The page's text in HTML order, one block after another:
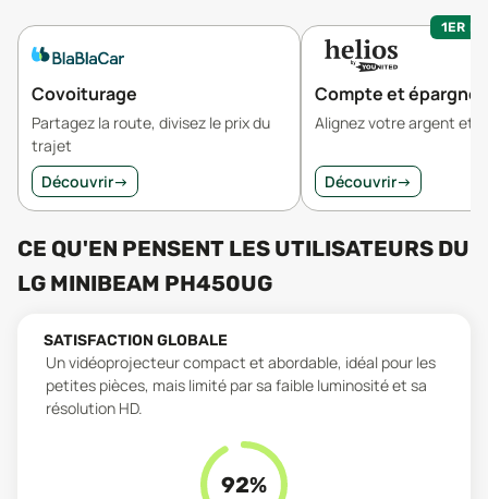
Covoiturage
Partagez la route, divisez le prix du
trajet
Découvrir→
1ER
Compte et épargne
Alignez votre argent et
Découvrir→
CE QU'EN PENSENT LES UTILISATEURS DU
LG MINIBEAM PH450UG
SATISFACTION GLOBALE
Un vidéoprojecteur compact et abordable, idéal pour les
petites pièces, mais limité par sa faible luminosité et sa
résolution HD.
92%